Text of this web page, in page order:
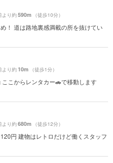
より約590m （徒歩10分）
！ 道は路地裏感満載の所を抜けてい
より約10m （徒歩1分）
こからレンタカー🚗で移動します
より約680m （徒歩12分）
円 建物はレトロだけど働くスタッフ